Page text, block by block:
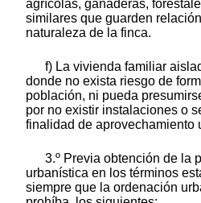
agrícolas, ganaderas,
similares que guarden
naturaleza de la finca.
f) La vivienda familiar
donde no exista riesgo de
población, ni pueda
por no existir instalaciones o
finalidad de aprovechamiento
3.º Previa obtención de la
urbanística en los términos
siempre que la ordenación